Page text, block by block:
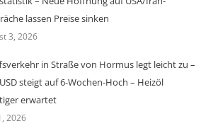
lassen Preise sinken
3, 2026
in Straße von Hormus legt leicht zu –
steigt auf 6-Wochen-Hoch – Heizöl
erwartet
2026